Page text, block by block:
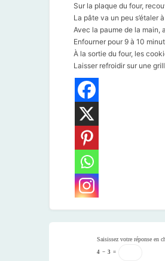
Sur la plaque du four,
La pâte va un peu s’étaler
Avec la paume de la main,
Enfourner pour 9 à 10
À la sortie du four, les
Laisser refroidir sur une
Saisissez votre réponse en
4 − 3 =